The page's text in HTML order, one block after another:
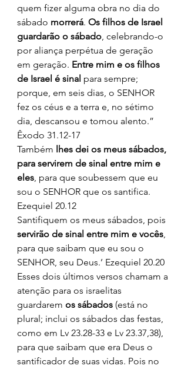
quem fizer alguma obra no dia do
sábado morrerá. Os filhos de Israel
guardarão o sábado, celebrando-o
por aliança perpétua de geração
em geração. Entre mim e os filhos
de Israel é sinal para sempre;
porque, em seis dias, o SENHOR
fez os céus e a terra e, no sétimo
dia, descansou e tomou alento.”
Êxodo 31.12-17
Também lhes dei os meus sábados,
para servirem de sinal entre mim e
eles, para que soubessem que eu
sou o SENHOR que os santifica.
Ezequiel 20.12
Santifiquem os meus sábados, pois
servirão de sinal entre mim e vocês,
para que saibam que eu sou o
SENHOR, seu Deus.’ Ezequiel 20.20
Esses dois últimos versos chamam a
atenção para os israelitas
guardarem os sábados (está no
plural; inclui os sábados das festas,
como em Lv 23.28-33 e Lv 23.37,38),
para que saibam que era Deus o
santificador de suas vidas. Pois no